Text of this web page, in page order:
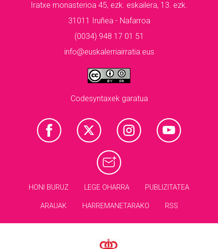
Iratxe monasterioa 45, ezk. eskailera, 13. ezk.
31011 Iruñea - Nafarroa
(0034) 948 17 01 51
info@euskalerriairratia.eus
Codesyntaxek garatua
HONI BURUZ LEGE OHARRA PUBLIZITATEA
ARAUAK HARREMANETARAKO RSS